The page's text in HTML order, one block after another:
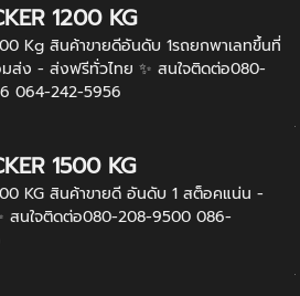
1200 KG
Kg สินค้าขายดีอันดับ 1รถยกพาเลทขึ้นที่
ส่ง - ส่งฟรีทั่วไทย ✨ สนใจติดต่อ080-
064-242-5956
1500 KG
KG สินค้าขายดี อันดับ 1 สต็อคแน่น -
สนใจติดต่อ080-208-9500 086-